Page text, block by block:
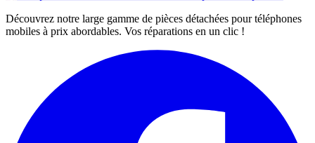
Découvrez notre large gamme de pièces détachées pour téléphones
mobiles à prix abordables. Vos réparations en un clic !